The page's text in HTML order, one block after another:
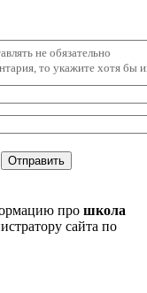
не обязательно
то укажите хотя бы
про школа
сайта по